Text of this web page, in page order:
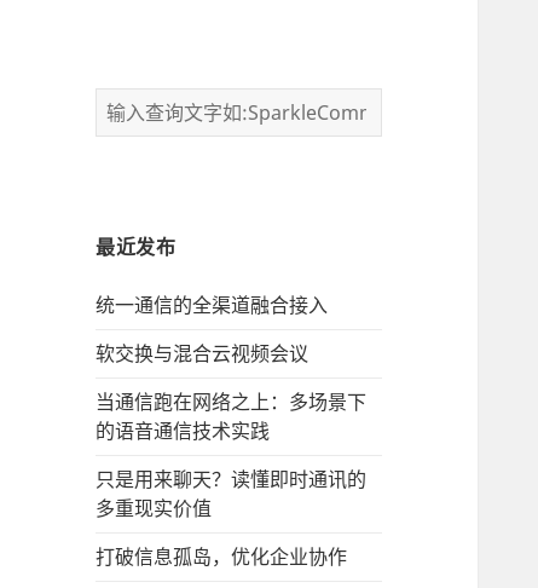
最近发布
统一通信的‌全渠道融合接入
软交换与混合云视频会议
当通信跑在网络之上：多场景下
的语音通信技术实践
只是用来聊天？读懂即时通讯的
多重现实价值
打破信息孤岛，优化企业协作